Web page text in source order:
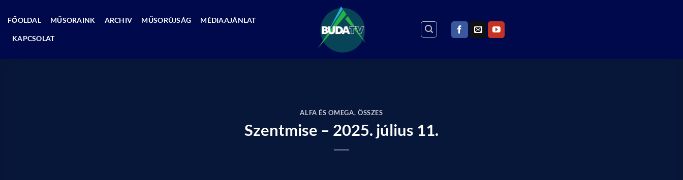
FŐOLDAL MŰSORAINK ARCHIV MŰSORÚJSÁG MÉDIAAJÁNLAT
KAPCSOLAT
ALFA ÉS OMEGA, ÖSSZES
Szentmise – 2025. július 11.